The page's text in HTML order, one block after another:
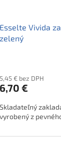
Esselte Vivida
zelený
5,45 € bez DPH
6,70 €
Skladateľný
vyrobený z